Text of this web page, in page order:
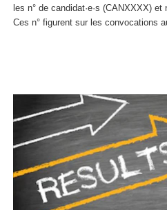
les n° de candidat·e·s (CANXXXX)
Ces n° figurent sur les convocations